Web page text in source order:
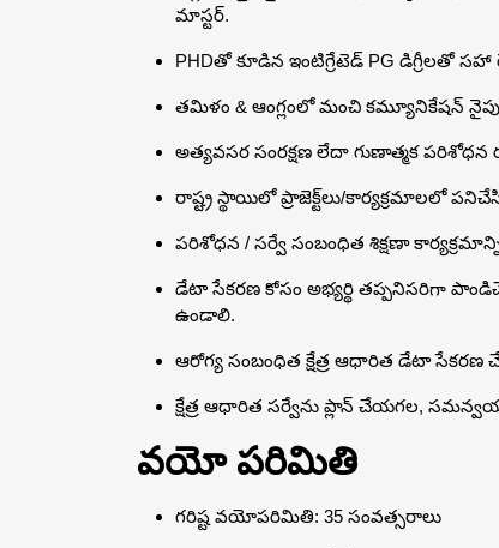
మాస్టర్.
PHDతో కూడిన ఇంటిగ్రేటెడ్ PG డిగ్రీలతో సహా
తమిళం & ఆంగ్లంలో మంచి కమ్యూనికేషన్
అత్యవసర సంరక్షణ లేదా గుణాత్మక పరిశోధన
రాష్ట్ర స్థాయిలో ప్రాజెక్ట్‌లు/కార్యక్రమాలలో
పరిశోధన / సర్వే సంబంధిత శిక్షణా
డేటా సేకరణ కోసం అభ్యర్థి తప్పనిసరిగా
ఉండాలి.
ఆరోగ్య సంబంధిత క్షేత్ర ఆధారిత డేటా సేకరణ
క్షేత్ర ఆధారిత సర్వేను ప్లాన్ చేయగల,
వయో పరిమితి
గరిష్ట వయోపరిమితి: 35 సంవత్సరాలు